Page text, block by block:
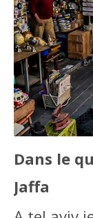
Dans le
Jaffa